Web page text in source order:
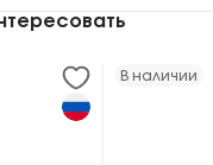
В наличии